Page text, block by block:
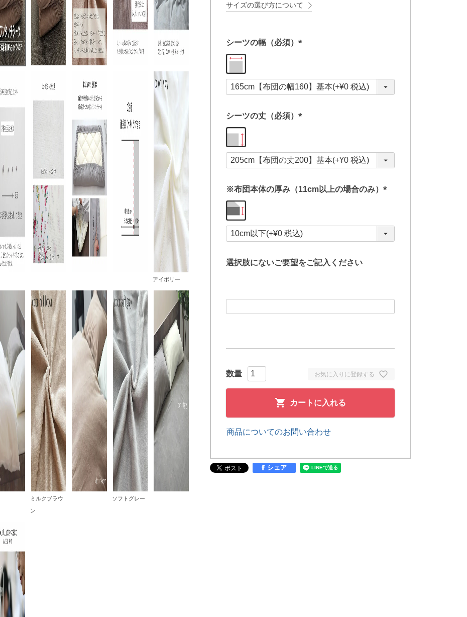
アイボリー
ミルクブラウ
ン
ソフトグレー
お気に入りに登録する
カートに入れる
サイズの選び方について
シーツの幅（必須）
須
)
シーツの丈（必須）
須
)
※布団本体の厚み（11cm以上の場合のみ）
須
選択肢にないご要望をご記入ください
商品についてのお問い合わせ
シェア